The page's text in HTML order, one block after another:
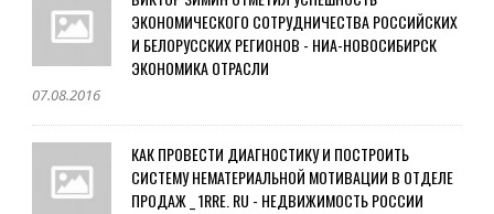
ЭКОНОМИЧЕСКОГО СОТРУДНИЧЕСТВА РОССИЙСКИХ
И БЕЛОРУССКИХ РЕГИОНОВ - НИА-НОВОСИБИРСК
ЭКОНОМИКА ОТРАСЛИ
07.08.2016
КАК ПРОВЕСТИ ДИАГНОСТИКУ И ПОСТРОИТЬ
СИСТЕМУ НЕМАТЕРИАЛЬНОЙ МОТИВАЦИИ В ОТДЕЛЕ
ПРОДАЖ _ 1RRE. RU - НЕДВИЖИМОСТЬ РОССИИ